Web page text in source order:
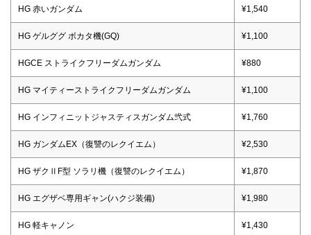
HG 赤いガンダム ¥1,540
HG ゲルググ ボカタ機(GQ) ¥1,100
HGCE ストライクフリーダムガンダム ¥880
HG マイティーストライクフリーダムガンダム ¥1,100
HG インフィニットジャスティスガンダム弐式 ¥1,760
HG ガンダムEX（復讐のレクイエム） ¥2,530
HG ザクⅡF型 ソラリ機（復讐のレクイエム） ¥1,870
HG エグザベ専用ギャン(ハクジ装備) ¥1,980
HG 軽キャノン ¥1,430